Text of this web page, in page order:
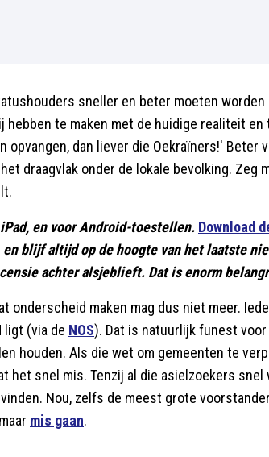
sneller en beter moeten worden
hebben te maken met de huidige realiteit en
dan liever die Oekraïners!' Beter
draagvlak onder de lokale bevolking. Zeg
en voor Android-toestellen. Download
en blijf altijd op de hoogte van het laatste
achter alsjeblieft. Dat is enorm
onderscheid maken mag dus niet meer.
ligt (via de NOS). Dat is natuurlijk funest
houden. Als die wet om gemeenten te
het snel mis. Tenzij al die asielzoekers snel
Nou, zelfs de meest grote
mis gaan.